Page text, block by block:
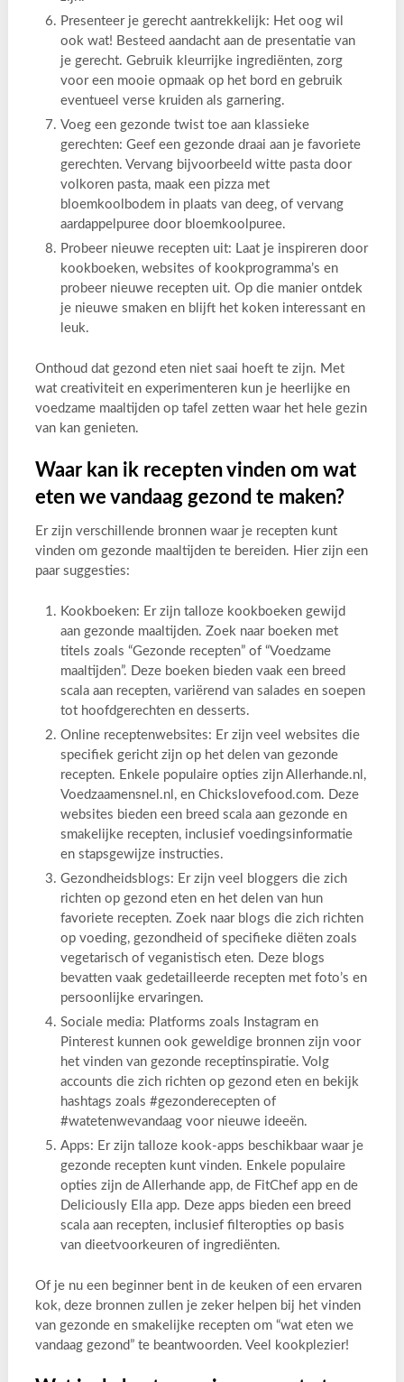
Presenteer je gerecht aantrekkelijk: Het oog wil
ook wat! Besteed aandacht aan de presentatie van
je gerecht. Gebruik kleurrijke ingrediënten, zorg
voor een mooie opmaak op het bord en gebruik
eventueel verse kruiden als garnering.
Voeg een gezonde twist toe aan klassieke
gerechten: Geef een gezonde draai aan je favoriete
gerechten. Vervang bijvoorbeeld witte pasta door
volkoren pasta, maak een pizza met
bloemkoolbodem in plaats van deeg, of vervang
aardappelpuree door bloemkoolpuree.
Probeer nieuwe recepten uit: Laat je inspireren door
kookboeken, websites of kookprogramma’s en
probeer nieuwe recepten uit. Op die manier ontdek
je nieuwe smaken en blijft het koken interessant en
leuk.
Onthoud dat gezond eten niet saai hoeft te zijn. Met
wat creativiteit en experimenteren kun je heerlijke en
voedzame maaltijden op tafel zetten waar het hele gezin
van kan genieten.
Waar kan ik recepten vinden om wat
eten we vandaag gezond te maken?
Er zijn verschillende bronnen waar je recepten kunt
vinden om gezonde maaltijden te bereiden. Hier zijn een
paar suggesties:
Kookboeken: Er zijn talloze kookboeken gewijd
aan gezonde maaltijden. Zoek naar boeken met
titels zoals “Gezonde recepten” of “Voedzame
maaltijden”. Deze boeken bieden vaak een breed
scala aan recepten, variërend van salades en soepen
tot hoofdgerechten en desserts.
Online receptenwebsites: Er zijn veel websites die
specifiek gericht zijn op het delen van gezonde
recepten. Enkele populaire opties zijn Allerhande.nl,
Voedzaamensnel.nl, en Chickslovefood.com. Deze
websites bieden een breed scala aan gezonde en
smakelijke recepten, inclusief voedingsinformatie
en stapsgewijze instructies.
Gezondheidsblogs: Er zijn veel bloggers die zich
richten op gezond eten en het delen van hun
favoriete recepten. Zoek naar blogs die zich richten
op voeding, gezondheid of specifieke diëten zoals
vegetarisch of veganistisch eten. Deze blogs
bevatten vaak gedetailleerde recepten met foto’s en
persoonlijke ervaringen.
Sociale media: Platforms zoals Instagram en
Pinterest kunnen ook geweldige bronnen zijn voor
het vinden van gezonde receptinspiratie. Volg
accounts die zich richten op gezond eten en bekijk
hashtags zoals #gezonderecepten of
#watetenwevandaag voor nieuwe ideeën.
Apps: Er zijn talloze kook-apps beschikbaar waar je
gezonde recepten kunt vinden. Enkele populaire
opties zijn de Allerhande app, de FitChef app en de
Deliciously Ella app. Deze apps bieden een breed
scala aan recepten, inclusief filteropties op basis
van dieetvoorkeuren of ingrediënten.
Of je nu een beginner bent in de keuken of een ervaren
kok, deze bronnen zullen je zeker helpen bij het vinden
van gezonde en smakelijke recepten om “wat eten we
vandaag gezond” te beantwoorden. Veel kookplezier!